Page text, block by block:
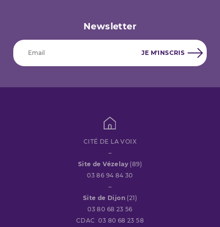
Newsletter
CITÉ DE LA VOIX
–
Site de Vézelay (89)
03 86 94 84 30
–
Site de Dijon (21)
03 80 68 23 56
CDAC 03 80 68 23 58